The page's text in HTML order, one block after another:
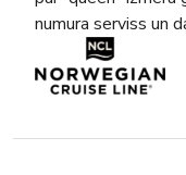
numura serviss un